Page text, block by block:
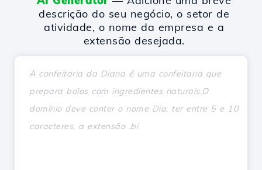
descrição do seu negócio, o setor de
atividade, o nome da empresa e a
extensão desejada.